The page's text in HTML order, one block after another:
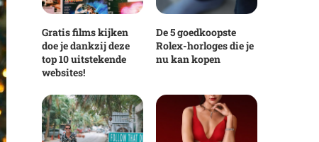
Gratis films kijken
doe je dankzij deze
top 10 uitstekende
websites!
De 5 goedkoopste
Rolex-horloges die je
nu kan kopen